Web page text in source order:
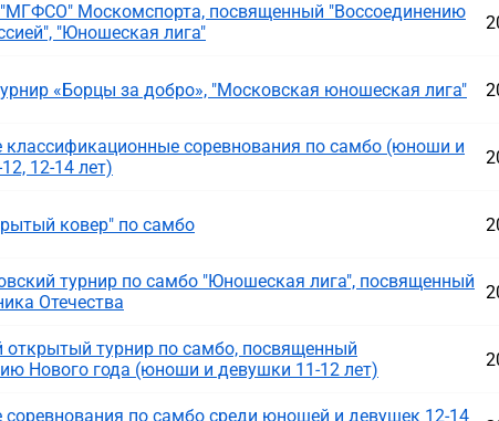
Москомспорта, посвященный "Воссоединению
"Юношеская лига"
«Борцы за добро», "Московская юношеская лига"
классификационные соревнования по самбо (юноши и
12-14 лет)
ковер" по самбо
турнир по самбо "Юношеская лига", посвященный
Отечества
открытый турнир по самбо, посвященный
Нового года (юноши и девушки 11-12 лет)
соревнования по самбо среди юношей и девушек 12-14